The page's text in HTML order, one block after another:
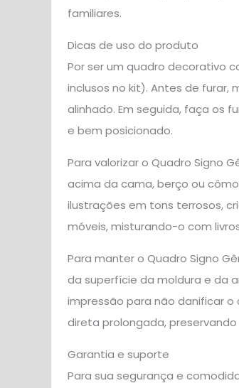
familiares.
Dicas de uso do produto
Por ser um quadro decorativo
inclusos no kit). Antes de furar,
alinhado. Em seguida, faça os
e bem posicionado.
Para valorizar o Quadro Signo
acima da cama, berço ou
ilustrações em tons terrosos,
móveis, misturando-o com
Para manter o Quadro Signo
da superfície da moldura e da
impressão para não danificar
direta prolongada,
Garantia e suporte
Para sua segurança e